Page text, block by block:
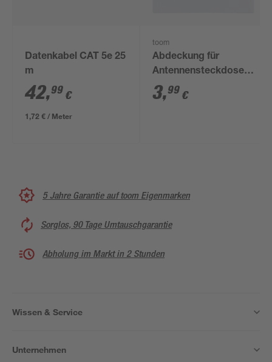
Datenkabel CAT 5e 25
m
42,99 €
1,72 € / Meter
toom
Abdeckung für
Antennensteckdose
'Designline' TV/RV
silbern
3,99 €
5 Jahre Garantie auf toom Eigenmarken
Sorglos, 90 Tage Umtauschgarantie
Abholung im Markt in 2 Stunden
Wissen & Service
Unternehmen